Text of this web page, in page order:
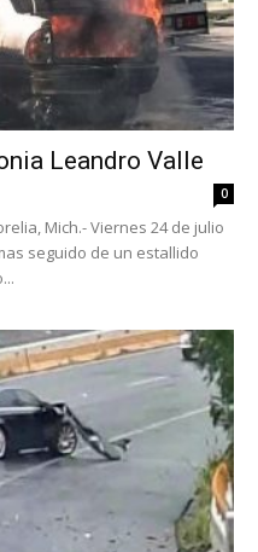
Leandro Valle
0
Mich.- Viernes 24 de julio
seguido de un estallido